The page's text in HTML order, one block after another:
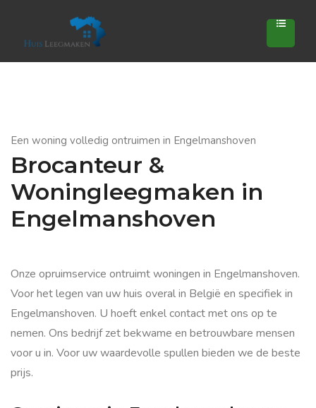
Een woning volledig ontruimen in Engelmanshoven
Brocanteur &
Woningleegmaken in
Engelmanshoven
Onze opruimservice ontruimt woningen in Engelmanshoven.
Voor het legen van uw huis overal in België en specifiek in
Engelmanshoven. U hoeft enkel contact met ons op te
nemen. Ons bedrijf zet bekwame en betrouwbare mensen
voor u in. Voor uw waardevolle spullen bieden we de beste
prijs.